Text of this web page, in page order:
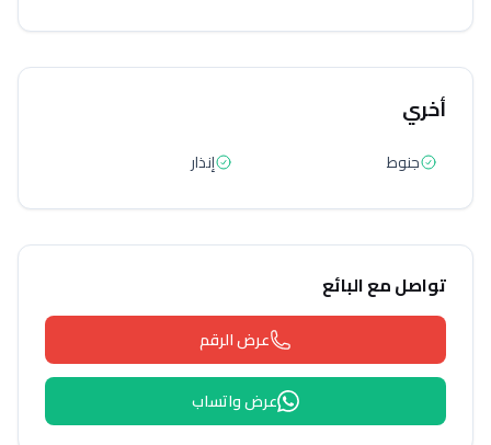
أخري
جنوط إنذار
تواصل مع البائع
عرض الرقم
عرض واتساب